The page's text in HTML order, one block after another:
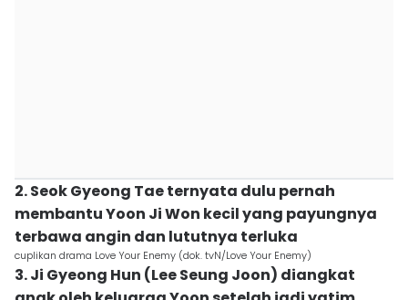
2. Seok Gyeong Tae ternyata dulu pernah
membantu Yoon Ji Won kecil yang payungnya
terbawa angin dan lututnya terluka
cuplikan drama Love Your Enemy (dok. tvN/Love Your Enemy)
3. Ji Gyeong Hun (Lee Seung Joon) diangkat